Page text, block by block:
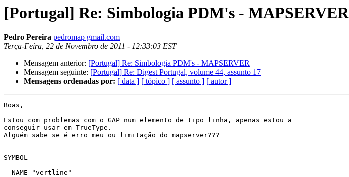
[Portugal] Re: Simbologia PDM's - MAPSERVER
Pedro Pereira pedromap gmail.com
Terça-Feira, 22 de Novembro de 2011 - 12:33:03 EST
Mensagem anterior: [Portugal] Re: Simbologia PDM's - MAPSERVER
Mensagem seguinte: [Portugal] Re: Digest Portugal, volume 44, assunto 17
Mensagens ordenadas por: [ data ] [ tópico ] [ assunto ] [ autor ]
Boas,
Estou com problemas com o GAP num elemento de tipo linha, apenas estou a
conseguir usar em TrueType.
Alguém sabe se é erro meu ou limitação do mapserver???
SYMBOL
  NAME "vertline"